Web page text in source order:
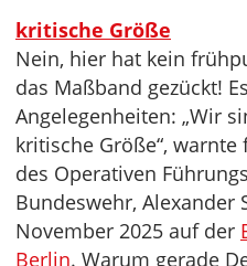
kritische Größe
Nein, hier hat kein
das Maßband gezückt!
Angelegenheiten: „Wir
kritische Größe“,
des Operativen
Bundeswehr, Alexander
November 2025 auf der
Berlin. Warum gerade